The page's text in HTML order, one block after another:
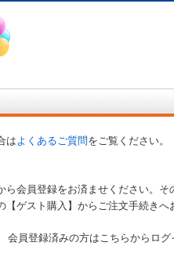
はよくあるご質問をご覧ください。
会員登録をお済ませください。
【ゲスト購入】からご注文手続きへ
会員登録済みの方はこちらからロ